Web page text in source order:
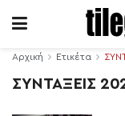
Αρχική Ετικέτα
ΣΥΝΤΑΞΕΙΣ